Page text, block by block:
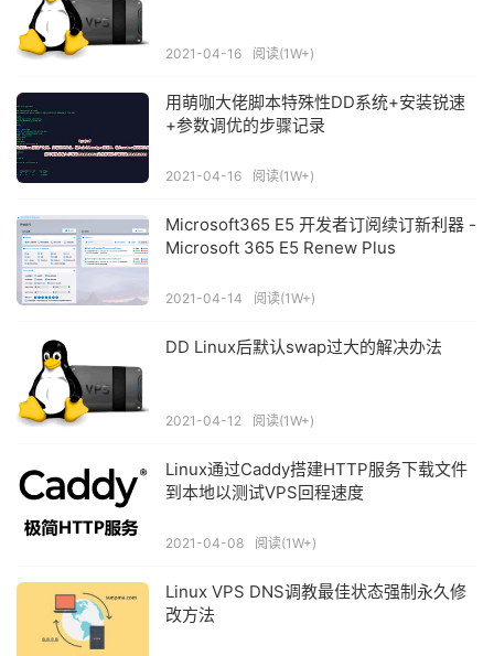
2021-04-16 阅读(1W+)
用萌咖大佬脚本特殊性DD系统+安装锐速
+参数调优的步骤记录
2021-04-16 阅读(1W+)
Microsoft365 E5 开发者订阅续订新利器 -
Microsoft 365 E5 Renew Plus
2021-04-14 阅读(1W+)
DD Linux后默认swap过大的解决办法
2021-04-12 阅读(1W+)
Linux通过Caddy搭建HTTP服务下载文件
到本地以测试VPS回程速度
2021-04-08 阅读(1W+)
Linux VPS DNS调教最佳状态强制永久修
改方法